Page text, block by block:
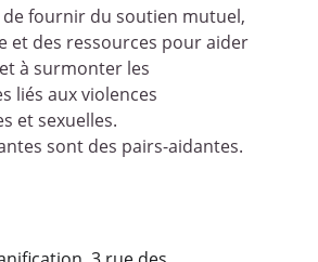
de fournir du soutien mutuel,
et des ressources pour aider
à surmonter les
liés aux violences
et sexuelles.
sont des pairs-aidantes.